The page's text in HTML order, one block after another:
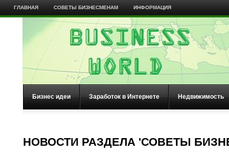
ГЛАВНАЯ СОВЕТЫ БИЗНЕСМЕНАМ ИНФОРМАЦИЯ
Бизнес идеи Заработок в Интернете Недвижимость
НОВОСТИ РАЗДЕЛА 'СОВЕТЫ